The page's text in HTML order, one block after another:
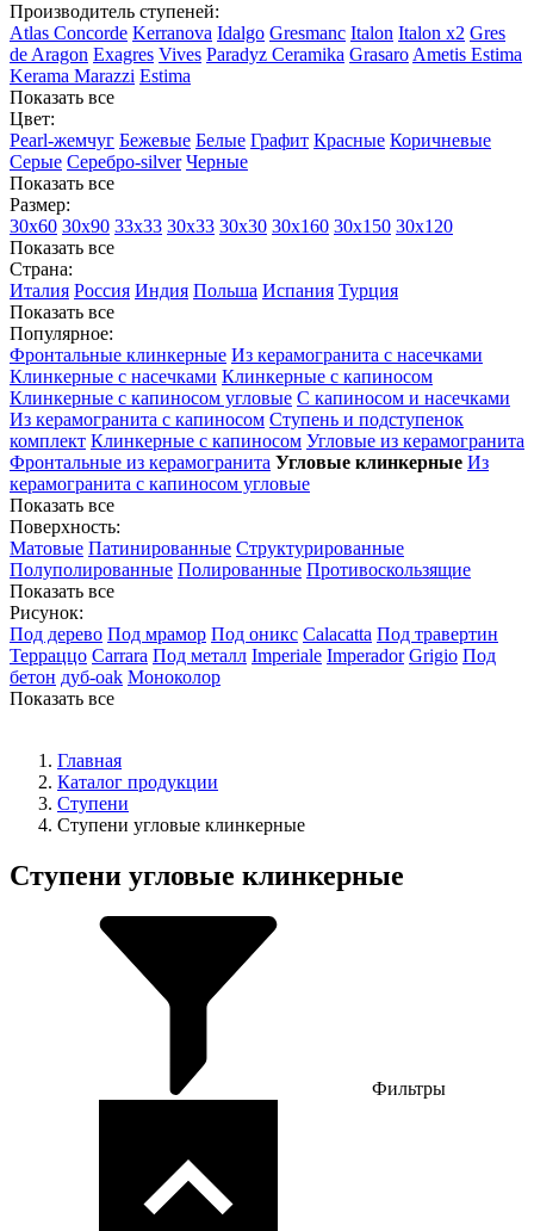
Производитель ступеней:
Atlas Concorde Kerranova Idalgo Gresmanc Italon Italon x2 Gres
de Aragon Exagres Vives Paradyz Ceramika Grasaro Ametis Estima
Kerama Marazzi Estima
Показать все
Цвет:
Pearl-жемчуг Бежевые Белые Графит Красные Коричневые
Серые Серебро-silver Черные
Показать все
Размер:
30х60 30х90 33х33 30х33 30х30 30х160 30х150 30х120
Показать все
Страна:
Италия Россия Индия Польша Испания Турция
Показать все
Популярное:
Фронтальные клинкерные Из керамогранита с насечками
Клинкерные с насечками Клинкерные с капиносом
Клинкерные с капиносом угловые С капиносом и насечками
Из керамогранита с капиносом Ступень и подступенок
комплект Клинкерные с капиносом Угловые из керамогранита
Фронтальные из керамогранита Угловые клинкерные Из
керамогранита с капиносом угловые
Показать все
Поверхность:
Матовые Патинированные Структурированные
Полуполированные Полированные Противоскользящие
Показать все
Рисунок:
Под дерево Под мрамор Под оникс Calacatta Под травертин
Терраццо Carrara Под металл Imperiale Imperador Grigio Под
бетон дуб-oak Моноколор
Показать все
Главная
Каталог продукции
Ступени
Ступени угловые клинкерные
Ступени угловые клинкерные
Фильтры